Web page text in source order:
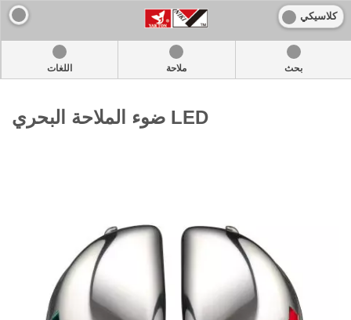
كلاسيكي
اللغات ملاحة بحث
ضوء الملاحة البحري LED